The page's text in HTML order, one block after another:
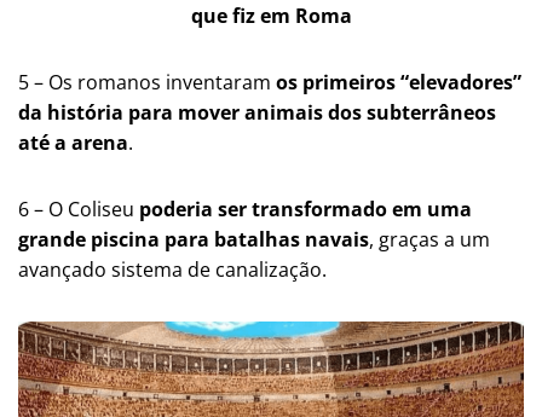
que fiz em Roma
5 – Os romanos inventaram os primeiros “elevadores”
da história para mover animais dos subterrâneos
até a arena​​.
6 – O Coliseu poderia ser transformado em uma
grande piscina para batalhas navais, graças a um
avançado sistema de canalização​​.